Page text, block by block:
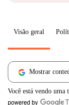
Visão geral
Mostrar
Você está vendo uma